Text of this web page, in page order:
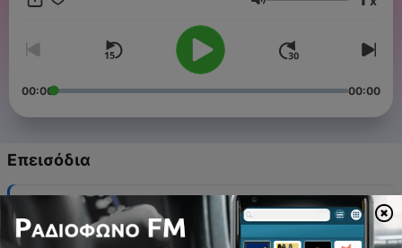
@thecraftroomgr @craftroomshop
Ένταση
00:00 00:00
Επεισόδια
11 | Φτιάχνουμε μια ιστορία;
16 Ιούλ 2020